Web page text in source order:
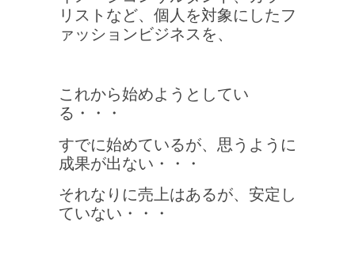
リストなど、 個人を対象にしたフ
ァッションビジネスを、
これから始めようとしてい
る・・・
すでに始めているが、思うように
成果が出ない・・・
それなりに売上はあるが、安定し
ていない・・・